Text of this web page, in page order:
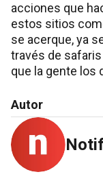
acciones que
estos sitios
se acerque, ya
través de
que la gente los
Autor